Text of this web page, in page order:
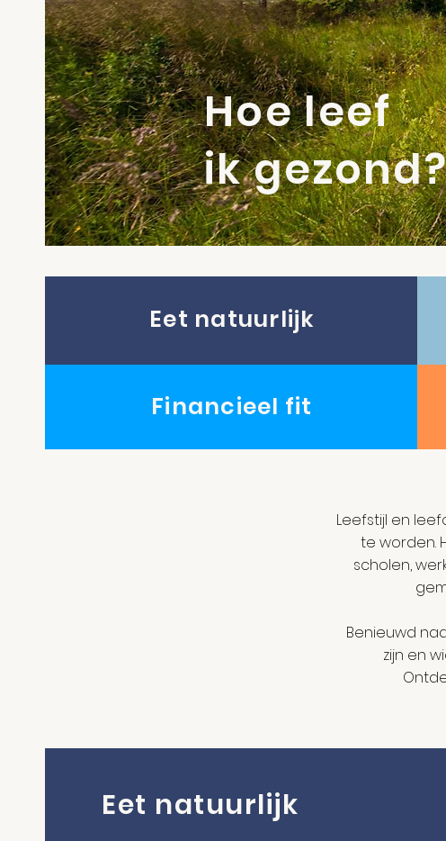
Hoe leef
ik
Eet natuurlijk
Financieel fit
Leefstijl en
te worden.
scholen,
Benieuwd
zijn en
Eet natuurlijk